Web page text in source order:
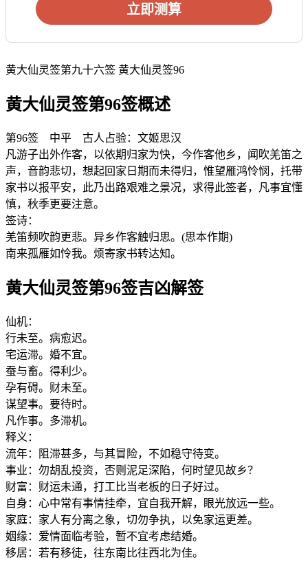
立即测算
黄大仙灵签第九十六签 黄大仙灵签96
黄大仙灵签第96签概述
第96签 中平 古人占验：文姬思汉
凡游子出外作客，以依期归家为快，今作客他乡，闻吹羌笛之
声，音韵悲切，想起回家日期而未得归，惟望雁鸿怜悯，托带
家书以报平安，此乃出路艰难之景况，求得此签者，凡事宜懂
慎，秋季更要注意。
签诗：
羌笛频吹韵更悲。异乡作客触归思。(思本作期)
南来孤雁如怜我。烦寄家书转达知。
黄大仙灵签第96签吉凶解签
仙机：
行未至。病愈迟。
宅运滞。婚不宜。
蚕与畜。得利少。
孕有碍。财未至。
谋望事。要待时。
凡作事。多滞机。
释义：
流年：阻滞甚多，与其冒险，不如稳守待变。
事业：勿胡乱投资，否则泥足深陷，何时望见故乡？
财富：财运未通，打工比当老板的日子好过。
自身：心中常有事情挂牵，宜自我开解，眼光放远一些。
家庭：家人有分离之象，切勿争执，以免家运更差。
姻缘：爱情面临考验，暂不宜考虑结婚。
移居：若有移徒，往东南比往西北为佳。